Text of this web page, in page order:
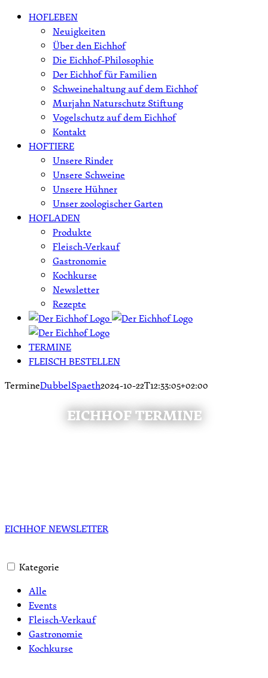
Skip HOFLEBEN
Neuigkeiten
Über den Eichhof
Die Eichhof-Philosophie
Der Eichhof für Familien
Schweinehaltung auf dem Eichhof
Murjahn Naturschutz Stiftung
Vogelschutz auf dem Eichhof
Kontakt
HOFTIERE
Unsere Rinder
Unsere Schweine
Unsere Hühner
Unser zoologischer Garten
HOFLADEN
Produkte
Fleisch-Verkauf
Gastronomie
Kochkurse
Newsletter
Rezepte
TERMINE
FLEISCH BESTELLEN
TermineDubbelSpaeth2024-10-22T12:33:05+02:00
EICHHOF TERMINE
EICHHOF NEWSLETTER
Kategorie
Alle
Events
Fleisch-Verkauf
Gastronomie
Kochkurse